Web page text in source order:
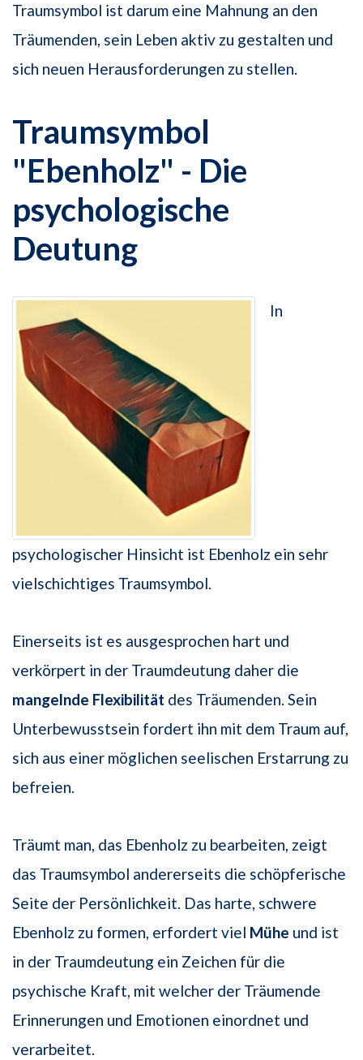
Traumsymbol ist darum eine Mahnung an den
Träumenden, sein Leben aktiv zu gestalten und
sich neuen Herausforderungen zu stellen.
Traumsymbol
"Ebenholz" - Die
psychologische
Deutung
In
psychologischer Hinsicht ist Ebenholz ein sehr
vielschichtiges Traumsymbol.
Einerseits ist es ausgesprochen hart und
verkörpert in der Traumdeutung daher die
mangelnde Flexibilität des Träumenden. Sein
Unterbewusstsein fordert ihn mit dem Traum auf,
sich aus einer möglichen seelischen Erstarrung zu
befreien.
Träumt man, das Ebenholz zu bearbeiten, zeigt
das Traumsymbol andererseits die schöpferische
Seite der Persönlichkeit. Das harte, schwere
Ebenholz zu formen, erfordert viel Mühe und ist
in der Traumdeutung ein Zeichen für die
psychische Kraft, mit welcher der Träumende
Erinnerungen und Emotionen einordnet und
verarbeitet.